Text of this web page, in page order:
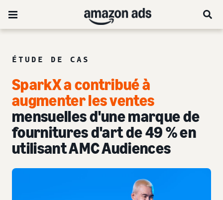
ÉTUDE DE CAS
SparkX a contribué à
augmenter les ventes
mensuelles d'une marque de
fournitures d'art de 49 % en
utilisant AMC Audiences